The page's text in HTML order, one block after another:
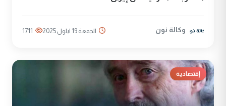
وكالة نون الجمعة 19 ايلول 2025 1711
إقتصادية